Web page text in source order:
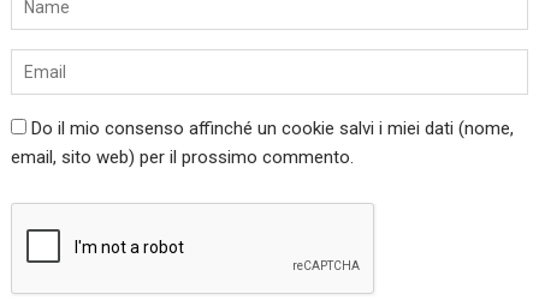
Do il mio consenso affinché un cookie salvi i miei dati (nome,
email, sito web) per il prossimo commento.